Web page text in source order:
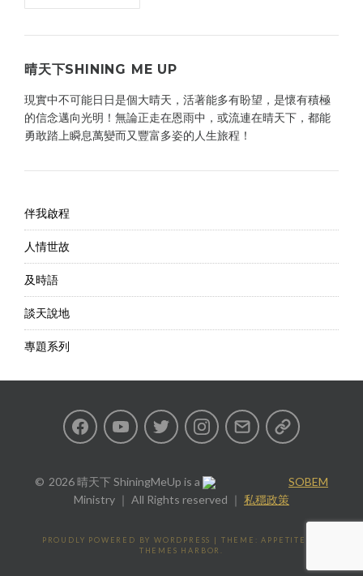
晴天下SHINING ME UP
現實中不可能日日是個大晴天，活著能多有盼望，是懷有積極
的信念邁向光明！無論正走在恩雨中，或流連在晴天下，都能
勇敢踏上瞬息萬變而又豐富多姿的人生旅程！
伴我啟程
人情世故
及時語
談天說地
專題系列
FacebookYoutubeTwitter InstagramEmail 私
政
2026 晴天下 ShiningMeUp is a
SOBEM
Ministry ｜ All Rights reserved ｜ 私穩政策
PROUDLY POWERED BY WORDPRESS | THEME: APPETITE BY
THEMES HARBOR